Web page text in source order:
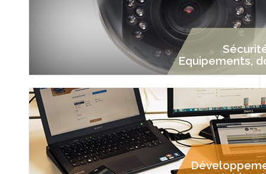
Equipements,